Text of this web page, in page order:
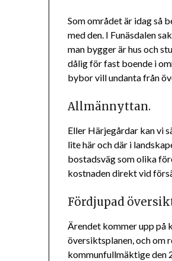
Som området är idag så
med den. I Funäsdalen
man bygger är hus och
dålig för fast boende i
bybor vill undanta från
Allmännyttan.
Eller Härjegårdar kan vi
lite här och där i
bostadsväg som olika
kostnaden direkt vid
Fördjupad
Ärendet kommer upp på
översiktsplanen, och om
kommunfullmäktige den